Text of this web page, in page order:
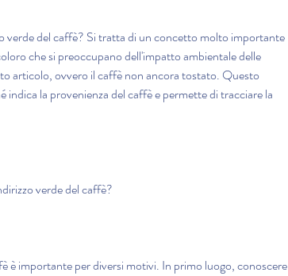
verde del caffè? Si tratta di un concetto molto importante
che si preoccupano dell'impatto ambientale delle
articolo, ovvero il caffè non ancora tostato. Questo
la provenienza del caffè e permette di tracciare la
verde del caffè?
è importante per diversi motivi. In primo luogo, conoscere